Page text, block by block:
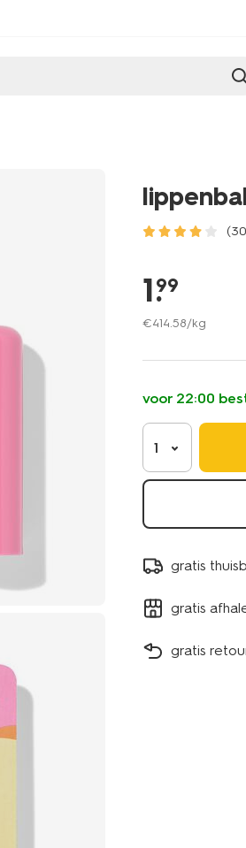
up/lip/
17890038.html
1.
99
€414.58/kg
voor 22:00
1
gratis
gratis
gratis